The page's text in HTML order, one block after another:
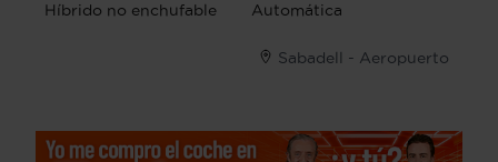
Híbrido no enchufable
Automática
Sabadell - Aeropuerto